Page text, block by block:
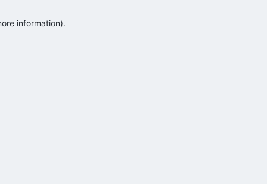
information).